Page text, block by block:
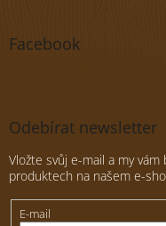
Facebook
Odebírat newsletter
Vložte svůj e-mail a my
produktech na našem e-
E-mail